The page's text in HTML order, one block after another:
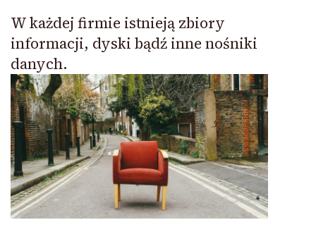
W każdej firmie istnieją zbiory
informacji, dyski bądź inne nośniki
danych.